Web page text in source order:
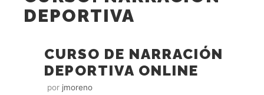
DEPORTIVA
CURSO DE NARRACIÓN
DEPORTIVA ONLINE
por jmoreno